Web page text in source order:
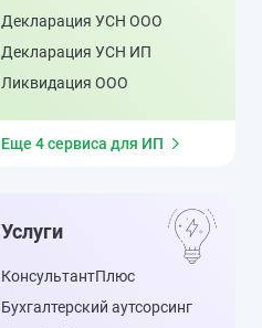
Декларация УСН ООО
Декларация УСН ИП
Ликвидация ООО
Еще 4 сервиса для ИП
Услуги
КонсультантПлюс
Бухгалтерский аутсорсинг